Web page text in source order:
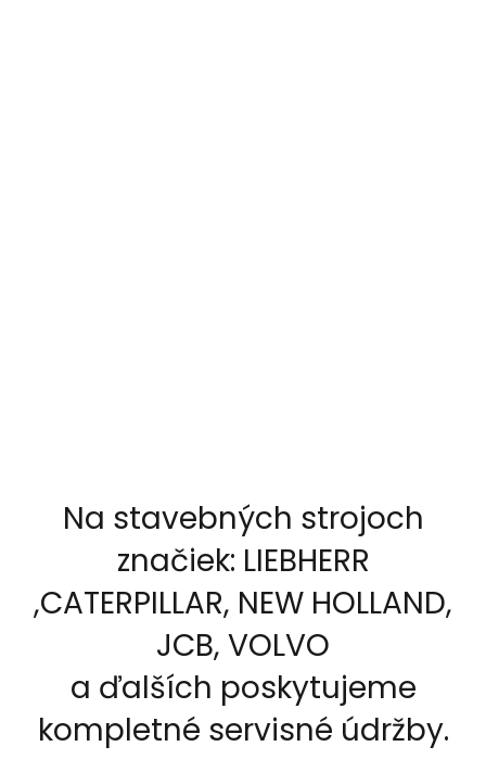
Na stavebných strojoch
značiek: LIEBHERR
,CATERPILLAR, NEW HOLLAND,
JCB, VOLVO
a ďalších poskytujeme
kompletné servisné údržby.